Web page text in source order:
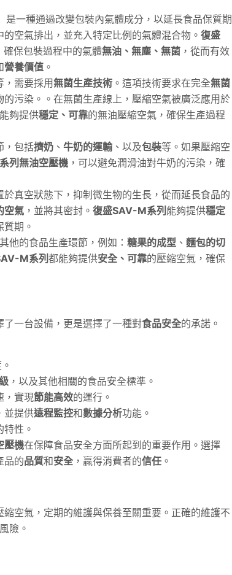
一種通過改變包裝內氣體成分，以延長食品保質期
空氣排出，並充入特定比例的氣體混合物。 復盛
確保包裝過程中的氣體無油、無塵、無菌 ，從而有效
營養價值 。
，需要採用無菌生產技術 。這項技術要求在完全無菌
污染。。在無菌生產線上，壓縮空氣被廣泛應用於
能夠提供穩定、可靠的無油壓縮空氣，確保生產過程
，包括擠奶 、 牛奶的運輸 、以及包裝等。如果壓縮空
列無油空壓機 ，可以避免潤滑油對牛奶的污染，確
真空狀態下，抑制微生物的生長，從而延長食品的
空氣 ，並將其密封。 復盛SAV-M系列 能夠提供穩定
質期。
他的食品生產環節，例如： 糖果的成型 、 麵包的切
-M系列 都能夠提供安全、可靠的壓縮空氣，確保
了一台設備，更是選擇了一種對食品安全的承諾。
，以及其他相關的食品安全標準。
，實現節能高效的運行。
並提供遠程監控和數據分析功能。
特性。
壓機在保障食品安全方面所起到的重要作用。選擇
品的品質和安全 ，贏得消費者的信任 。
空氣，定期的維護與保養至關重要。正確的維護不
險。